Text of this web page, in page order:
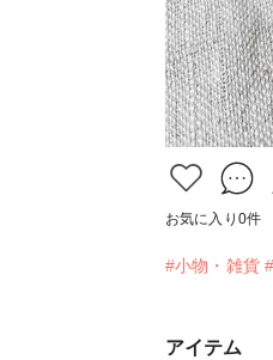
お気に入り 0件
#小物・雑貨
アイテム